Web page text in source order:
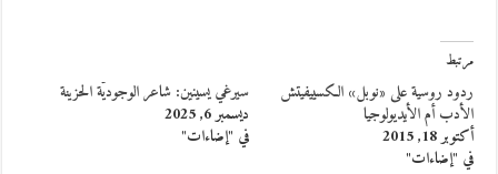
مرتبط
ردود روسية على «نوبل» الكسييفيتش
الأدب أم الأيديولوجيا
أكتوبر 18, 2015
في "إضاءات"
سيرغي يسينين: شاعر الوجوديّة الحزينة
ديسمبر 6, 2025
في "إضاءات"